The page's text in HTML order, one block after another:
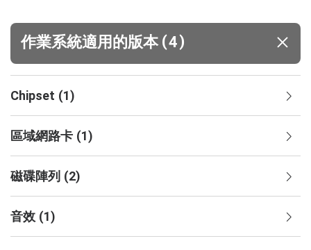
作業系統適用的版本 (4)
Chipset (1)
區域網路卡 (1)
磁碟陣列 (2)
音效 (1)